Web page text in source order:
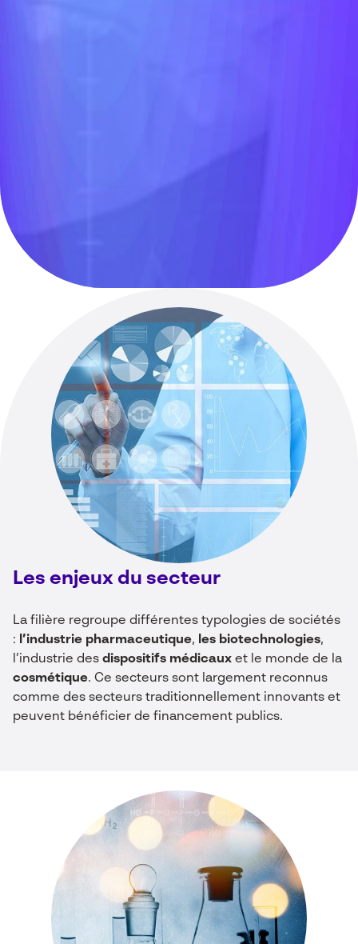
Les enjeux du secteur
La filière regroupe différentes typologies de sociétés
: l’industrie pharmaceutique, les biotechnologies,
l’industrie des dispositifs médicaux et le monde de la
cosmétique. Ce secteurs sont largement reconnus
comme des secteurs traditionnellement innovants et
peuvent bénéficier de financement publics.